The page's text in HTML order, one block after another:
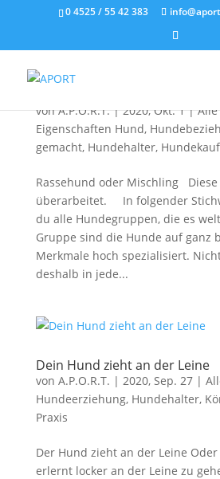
0 4525 / 55 42 383
vonA.P.O.R.T.|2020, Okt. 1|
Eigenschaften Hund,
gemacht, Hundehalter, Hundekauf
Rassehund oder Mischling Diese
überarbeitet. In folgender
du alle Hundegruppen, die es
Gruppe sind die Hunde auf ganz
Merkmale hoch spezialisiert.
deshalb in jede...
Dein Hund zieht an der Leine
von A.P.O.R.T. | 2020, Sep. 27|
Hundeerziehung, Hundehalter,
Praxis
Der Hund zieht an der Leine
erlernt locker an der Leine zu